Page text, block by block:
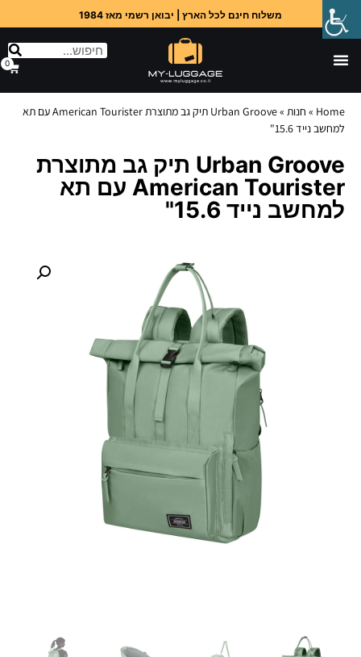
משלוח חינם לכל הארץ | יבואן רשמי מאז 1984
0
Home
» חנות »
Urban Groove תיק גב מתוצרת American Tourister עם תא
למחשב נייד 15.6"
Urban Groove תיק גב מתוצרת
American Tourister עם תא
למחשב נייד 15.6"